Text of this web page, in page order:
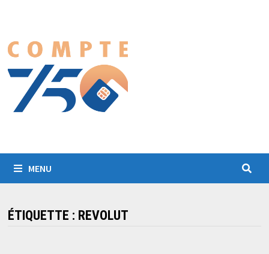
contenu
MENU
ÉTIQUETTE : REVOLUT